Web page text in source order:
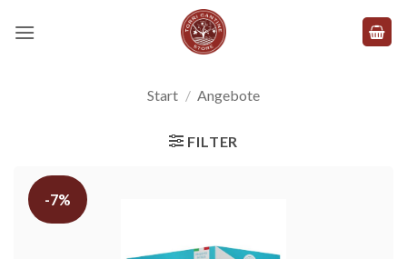
Inhalt
Start / Angebote
FILTER
-7%